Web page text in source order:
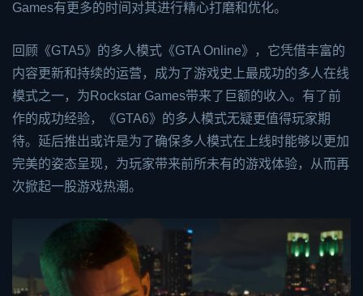
Games有更多的时间对其进行精心打磨和优化。
回顾《GTA5》的多人模式《GTA Online》，它凭借丰富的
内容更新和持续的运营，成为了游戏史上最成功的多人在线
模式之一，为Rockstar Games带来了巨额的收入。有了前
作的成功经验，《GTA6》的多人模式无疑更值得玩家期
待。延后推出或许是为了确保多人模式在上线时能够以更加
完美的姿态呈现，为玩家带来前所未有的游戏体验，从而再
次掀起一股游戏热潮。